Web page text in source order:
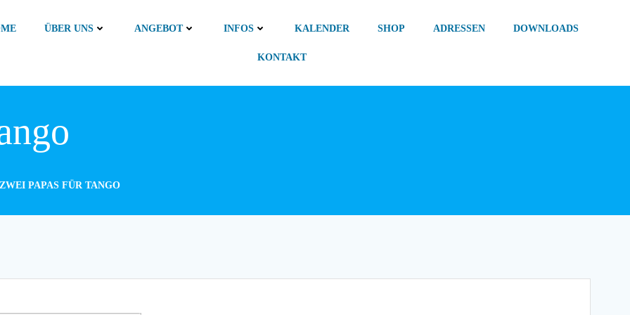
ÜBER UNS ANGEBOT INFOS KALENDER SHOP ADRESSEN DOWNLOADS
KONTAKT
ZWEI PAPAS FÜR TANGO